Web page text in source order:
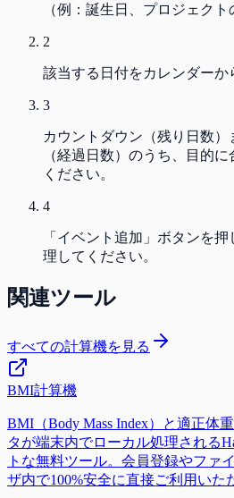
（例：誕生日、プロジェクト
2
該当する日付をカレンダーか
3
カウントダウン（残り日数
（経過日数）のうち、目的
ください。
4
「イベント追加」ボタンを
理してください。
関連ツール
すべての計算機を見る
BMI計算機
BMI（Body Mass Index）と適正体
タが端末内でローカル処理される
トな無料ツール。会員登録やファ
ザ内で100%安全に直接ご利用いた